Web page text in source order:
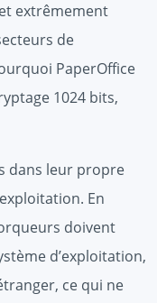
extrêmement
de
PaperOffice
1024 bits,
dans leur propre
En
doivent
d’exploitation,
ce qui ne